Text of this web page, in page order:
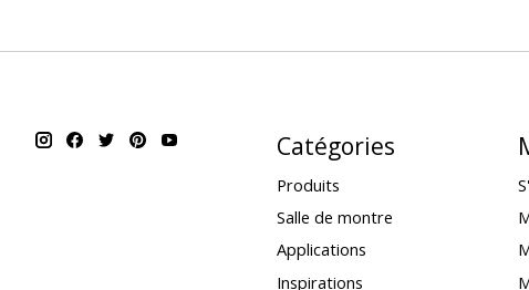
Catégories
Produits
Salle de montre
Applications
Inspirations